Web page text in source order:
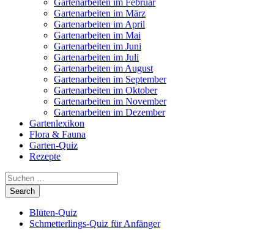
Gartenarbeiten im Februar
Gartenarbeiten im März
Gartenarbeiten im April
Gartenarbeiten im Mai
Gartenarbeiten im Juni
Gartenarbeiten im Juli
Gartenarbeiten im August
Gartenarbeiten im September
Gartenarbeiten im Oktober
Gartenarbeiten im November
Gartenarbeiten im Dezember
Gartenlexikon
Flora & Fauna
Garten-Quiz
Rezepte
Blüten-Quiz
Schmetterlings-Quiz für Anfänger